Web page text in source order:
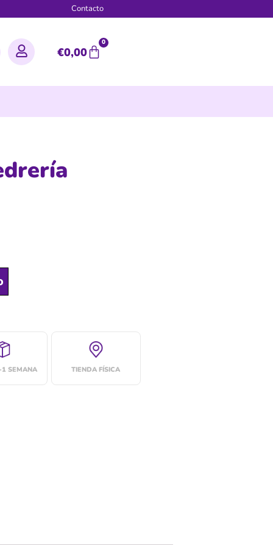
Contacto
€0,00
0
SEMANA TIENDA FÍSICA